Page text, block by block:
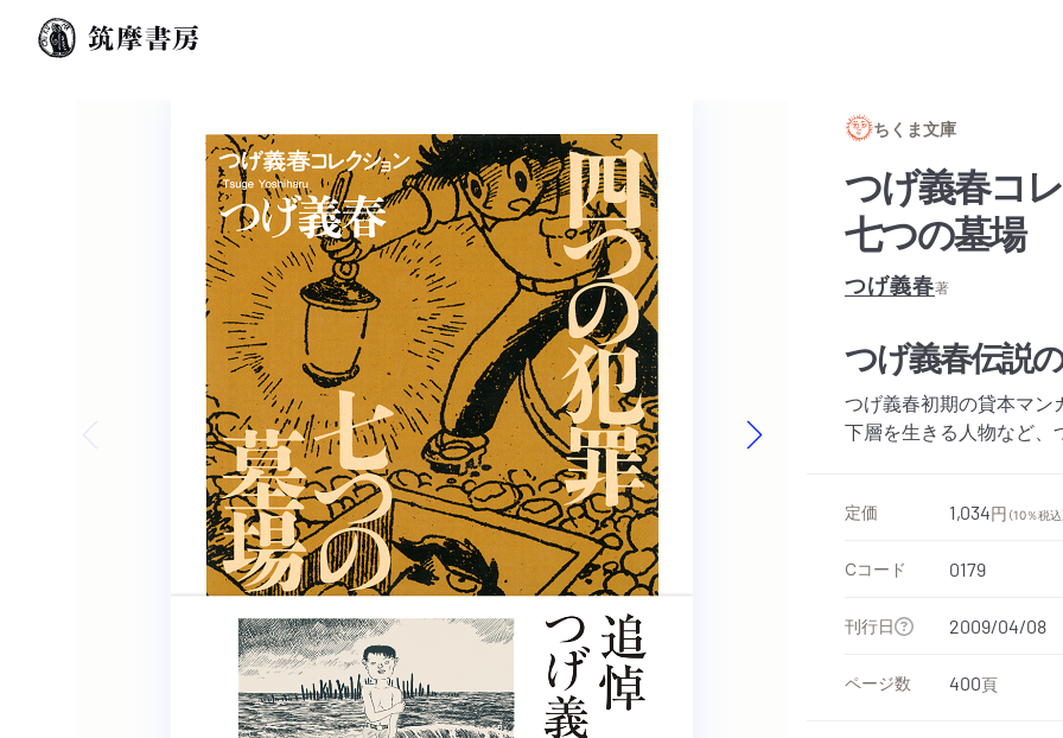
Previous slide
ちくま文庫
つげ義春コ
七つの墓場
つげ義春著
つげ義春伝説
つげ義春初期の貸本マン
下層を生きる人物など、
定価 1,034円 （10％税込
Cコード 0179
刊行日 2009/04/08
ページ数 400頁